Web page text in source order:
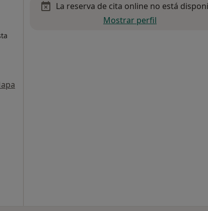
La reserva de cita online no está
Mostrar perfil